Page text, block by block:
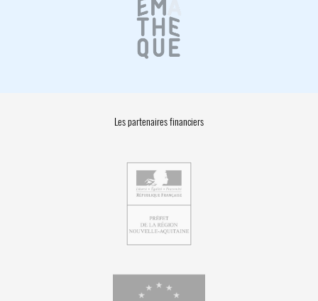
Les partenaires financiers